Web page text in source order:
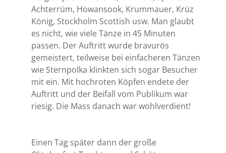
Achterrüm, Howansook, Krummauer, Krüz
König, Stockholm Scottish usw. Man glaubt
es nicht, wie viele Tänze in 45 Minuten
passen. Der Auftritt wurde bravurös
gemeistert, teilweise bei einfacheren Tänzen
wie Sternpolka klinkten sich sogar Besucher
mit ein. Mit hochroten Köpfen endete der
Auftritt und der Beifall vom Publikum war
riesig. Die Mass danach war wohlverdient!
Einen Tag später dann der große